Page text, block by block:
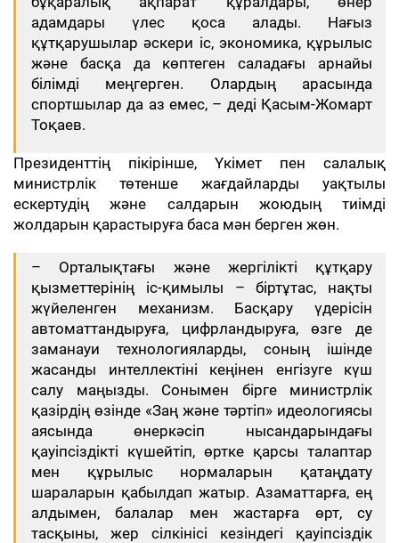
адамдары үлес қоса алады. Нағыз
құтқарушылар әскери іс, экономика, құрылыс
және басқа да көптеген саладағы арнайы
білімді меңгерген. Олардың арасында
спортшылар да аз емес, – деді Қасым-Жомарт
Тоқаев.
Президенттің пікірінше, Үкімет пен салалық
министрлік төтенше жағдайларды уақтылы
ескертудің және салдарын жоюдың тиімді
жолдарын қарастыруға баса мән берген жөн.
– Орталықтағы және жергілікті құтқару
қызметтерінің іс-қимылы – біртұтас, нақты
жүйеленген механизм. Басқару үдерісін
автоматтандыруға, цифрландыруға, өзге де
заманауи технологияларды, соның ішінде
жасанды интеллектіні кеңінен енгізуге күш
салу маңызды. Сонымен бірге министрлік
қазірдің өзінде «Заң және тәртіп» идеологиясы
аясында өнеркәсіп нысандарындағы
қауіпсіздікті күшейтіп, өртке қарсы талаптар
мен құрылыс нормаларын қатаңдату
шараларын қабылдап жатыр. Азаматтарға, ең
алдымен, балалар мен жастарға өрт, су
тасқыны, жер сілкінісі кезіндегі қауіпсіздік